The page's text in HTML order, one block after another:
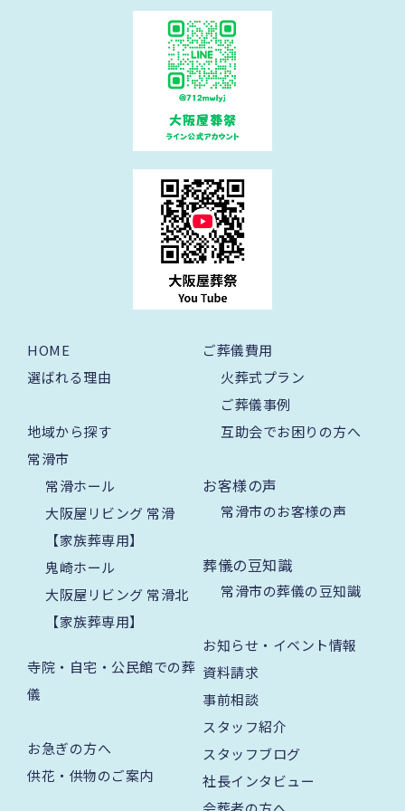
HOME
選ばれる理由
地域から探す
常滑市
常滑ホール
大阪屋リビング 常滑
【家族葬専用】
鬼崎ホール
大阪屋リビング 常滑北
【家族葬専用】
寺院・自宅・公民館での葬
儀
お急ぎの方へ
供花・供物のご案内
ご葬儀費用
火葬式プラン
ご葬儀事例
互助会でお困りの方へ
お客様の声
常滑市のお客様の声
葬儀の豆知識
常滑市の葬儀の豆知識
お知らせ・イベント情報
資料請求
事前相談
スタッフ紹介
スタッフブログ
社長インタビュー